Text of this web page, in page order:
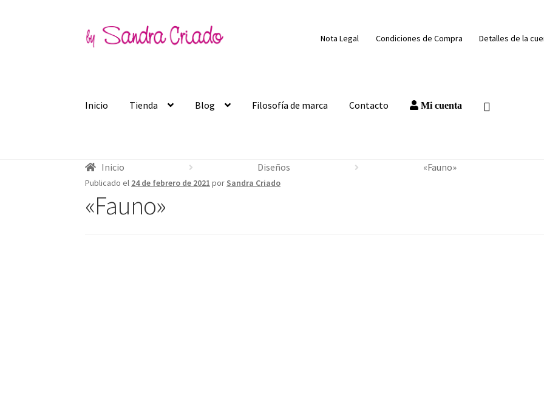
Ir
a
Ir
al
Nota Legal Condiciones de Compra Detalles de la
Inicio Tienda Blog Filosofía de marca Contacto Mi cuenta
Inicio Diseños «Fauno»
Publicado el 24 de febrero de 2021 por Sandra Criado
«Fauno»